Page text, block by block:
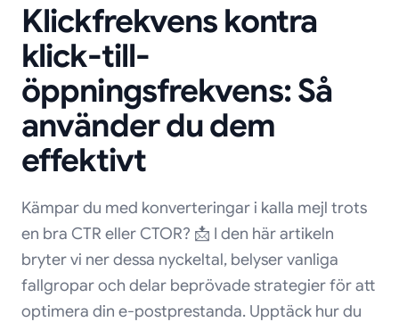
Klickfrekvens kontra
klick-till-
öppningsfrekvens: Så
använder du dem
effektivt
Kämpar du med konverteringar i kalla mejl trots
en bra CTR eller CTOR? 📩 I den här artikeln
bryter vi ner dessa nyckeltal, belyser vanliga
fallgropar och delar beprövade strategier för att
optimera din e-postprestanda. Upptäck hur du